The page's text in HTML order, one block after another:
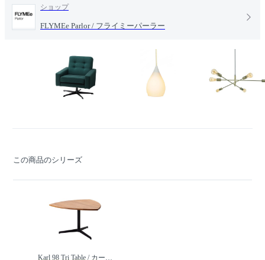
ショップ
FLYMEe Parlor / フライミーパーラー
この商品のシリーズ